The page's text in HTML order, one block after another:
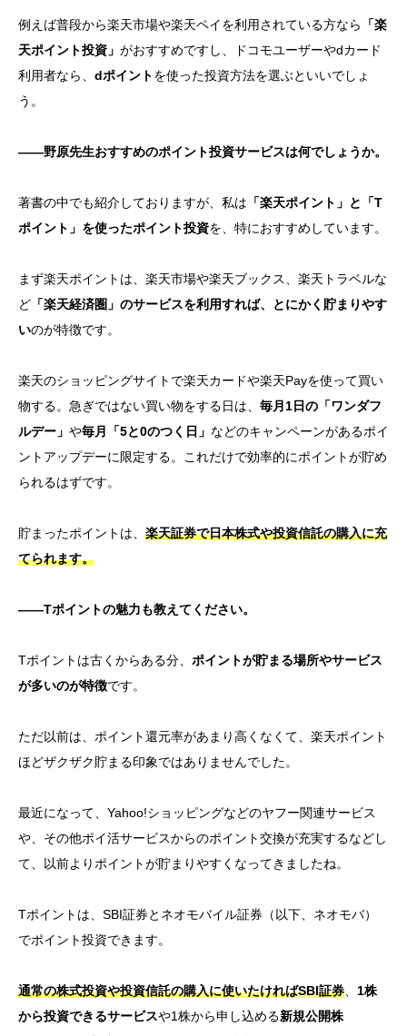
例えば普段から楽天市場や楽天ペイを利用されている方なら
「楽
天ポイント投資」 がおすすめですし、ドコモユーザーやdカード
利用者なら、 dポイントを使った投資方法を選ぶといいでしょ
う。
——野原先生おすすめのポイント投資サービスは何でしょうか。
著書の中でも紹介しておりますが、私は 「楽天ポイント」と「T
ポイント」を使ったポイント投資を、特におすすめしています。
まず楽天ポイントは、楽天市場や楽天ブックス、楽天トラベルな
ど 「楽天経済圏」のサービスを利用すれば、とにかく貯まりやす
いのが特徴です。
楽天のショッピングサイトで楽天カードや楽天Payを使って買い
物する。 急ぎではない買い物をする日は、 毎月1日の「ワンダフ
ルデー」 や毎月「5と0のつく日」 などのキャンペーンがあるポイ
ントアップデーに限定する。これだけで効率的にポイントが貯め
られるはずです。
貯まったポイントは、 楽天証券で日本株式や投資信託の購入に充
てられます。
——Tポイントの魅力も教えてください。
Tポイントは古くからある分、 ポイントが貯まる場所やサービス
が多いのが特徴です。
ただ以前は、ポイント還元率があまり高くなくて、楽天ポイント
ほどザクザク貯まる印象ではありませんでした。
最近になって、Yahoo!ショッピングなどのヤフー関連サービス
や、その他ポイ活サービスからのポイント交換が充実するなどし
て、
以前より ポイントが貯まりやすくなってきましたね。
Tポイントは、SBI証券とネオモバイル証券（以下、ネオモバ）
でポイント投資できます。
通常の株式投資や投資信託の購入に使いたければSBI証券
1株
から投資できるサービスや1株から申し込める新規公開株